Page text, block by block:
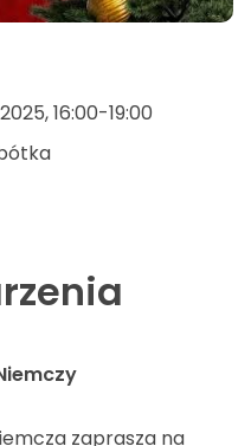
16:00-19:00
zaprasza na